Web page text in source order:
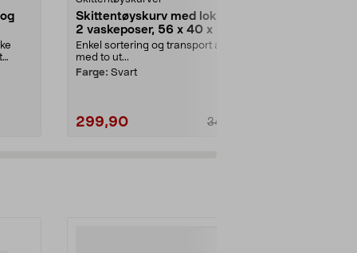
Skittentøyskurv med lokk og
2 vaskeposer, 56 x 40 x 67
cm
Enkel sortering og transport av tøy
med to ut...
Farge: Svart
299,90 349,90